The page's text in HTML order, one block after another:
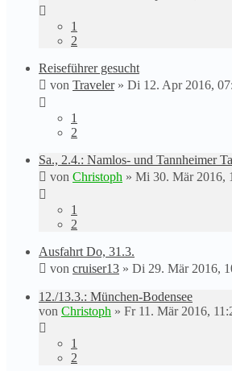
1
2
Reiseführer gesucht
von Traveler» Di 12. Apr 2016,
1
2
Sa., 2.4.: Namlos- und Tannheimer
von Christoph » Mi 30. Mär 2016,
1
2
Ausfahrt Do, 31.3.
von cruiser13 » Di 29. Mär 2016,
12./13.3.: München-Bodensee
von Christoph » Fr 11. Mär 2016,
1
2